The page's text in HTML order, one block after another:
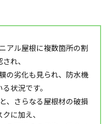
アル屋根に複数箇所の割
れ、
の劣化も見られ、防水機
状況です。
、さらなる屋根材の破損
に加え、